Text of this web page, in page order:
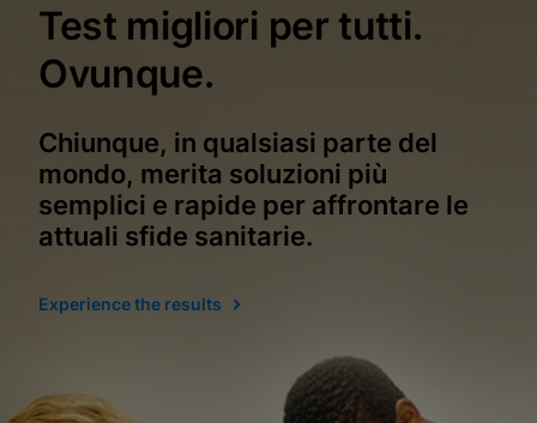
Test migliori per tutti.
Ovunque.
Chiunque, in qualsiasi parte del
mondo, merita soluzioni più
semplici e rapide per affrontare le
attuali sfide sanitarie.
Experience the results